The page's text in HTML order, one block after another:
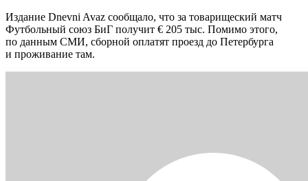
Издание Dnevni Avaz сообщало, что за товарищеский матч
Футбольный союз БиГ получит € 205 тыс. Помимо этого,
по данным СМИ, сборной оплатят проезд до Петербурга
и проживание там.